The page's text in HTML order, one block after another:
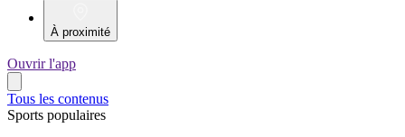
À proximité
Ouvrir l'app
Tous les contenus
Sports populaires